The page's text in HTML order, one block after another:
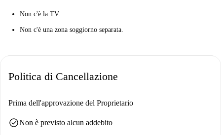
Non c'è la TV.
Non c'è una zona soggiorno separata.
Politica di Cancellazione
Prima dell'approvazione del Proprietario
check_circleNon è previsto alcun addebito